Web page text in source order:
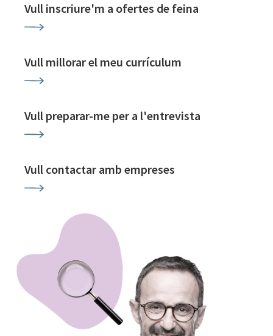
Vull inscriure'm a ofertes de feina
Vull millorar el meu currículum
Vull preparar-me per a l'entrevista
Vull contactar amb empreses